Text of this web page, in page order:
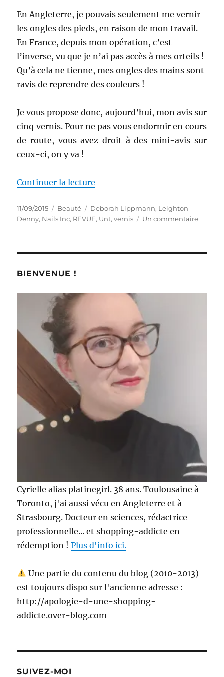
En Angleterre, je pouvais seulement me vernir
les ongles des pieds, en raison de mon travail.
En France, depuis mon opération, c’est
l’inverse, vu que je n’ai pas accès à mes orteils !
Qu’à cela ne tienne, mes ongles des mains sont
ravis de reprendre des couleurs !
Je vous propose donc, aujourd’hui, mon avis sur
cinq vernis. Pour ne pas vous endormir en cours
de route, vous avez droit à des mini-avis sur
ceux-ci, on y va !
Continuer la lecture
Publié
le
11/09/2015 Catégories
Beauté Étiquettes
Deborah Lippmann, Leighton
Denny, Nails Inc, REVUE, Unt,vernis Un commentairesur
BIENVENUE !
Cyrielle alias platinegirl. 38 ans. Toulousaine à
Toronto, j'ai aussi vécu en Angleterre et à
Strasbourg. Docteur en sciences, rédactrice
professionnelle... et shopping-addicte en
rédemption !Plus d'info ici.
Une partie du contenu du blog (2010-2013)
est toujours dispo sur l'ancienne adresse :
http://apologie-d-une-shopping-
addicte.over-blog.com
SUIVEZ-MOI